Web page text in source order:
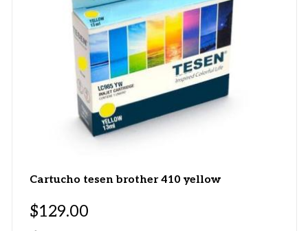
Cartucho tesen brother 410 yellow
$129.00